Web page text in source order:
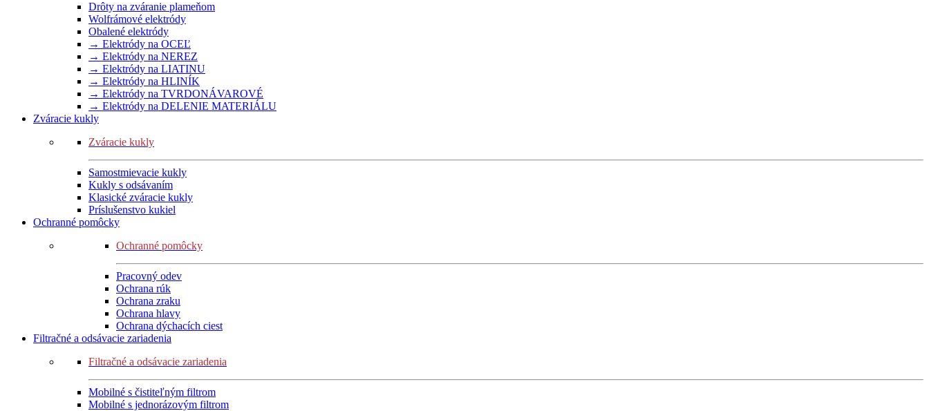
Drôty na zváranie plameňom
Wolfrámové elektródy
Obalené elektródy
→ Elektródy na OCEĽ
→ Elektródy na NEREZ
→ Elektródy na LIATINU
→ Elektródy na HLINÍK
→ Elektródy na TVRDONÁVAROVÉ
→ Elektródy na DELENIE MATERIÁLU
Zváracie kukly
Zváracie kukly
Samostmievacie kukly
Kukly s odsávaním
Klasické zváracie kukly
Príslušenstvo kukiel
Ochranné pomôcky
Ochranné pomôcky
Pracovný odev
Ochrana rúk
Ochrana zraku
Ochrana hlavy
Ochrana dýchacích ciest
Filtračné a odsávacie zariadenia
Filtračné a odsávacie zariadenia
Mobilné s čistiteľným filtrom
Mobilné s jednorázovým filtrom